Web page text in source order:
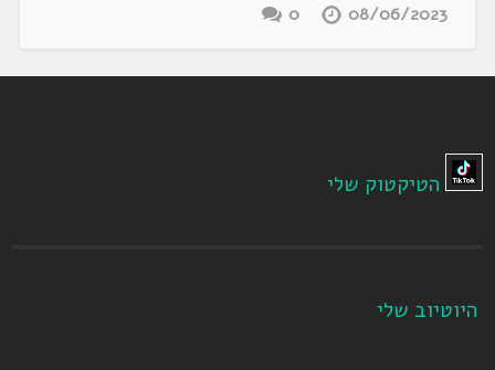
08/06/2023
0
הטיקטוק שלי
היוטיוב שלי